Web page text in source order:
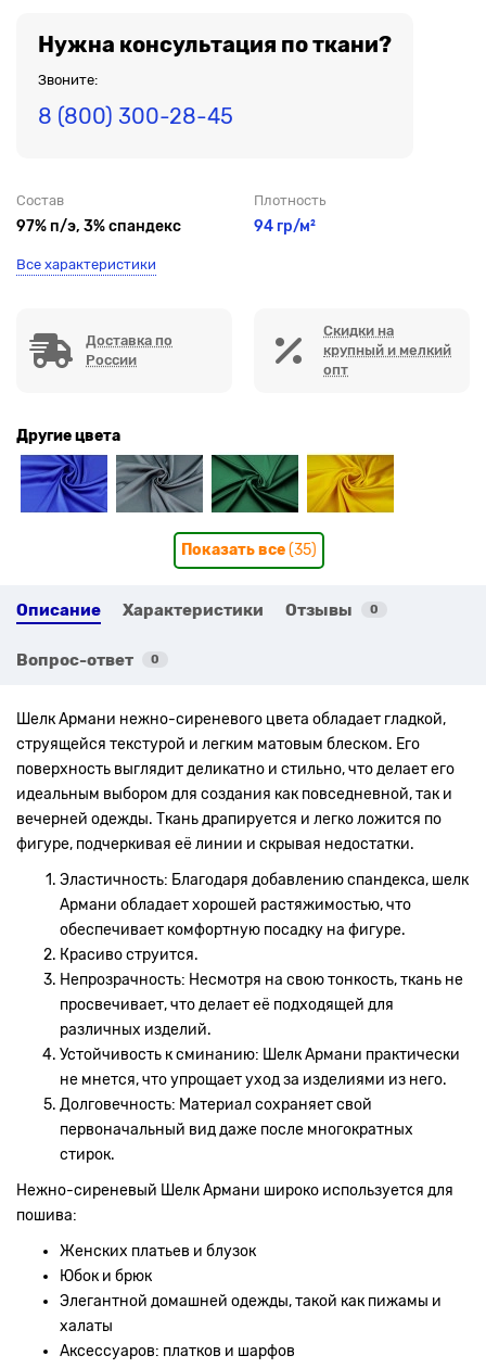
Нужна консультация по ткани?
Звоните:
8 (800) 300-28-45
Состав
97% п/э, 3% спандекс
Плотность
94 гр/м²
Все характеристики
Доставка по
России
Скидки на
крупный и мелкий
опт
Другие цвета
Показать все(35)
Описание Характеристики Отзывы 0
Вопрос-ответ 0
Шелк Армани нежно-сиреневого цвета обладает гладкой,
струящейся текстурой и легким матовым блеском. Его
поверхность выглядит деликатно и стильно, что делает его
идеальным выбором для создания как повседневной, так и
вечерней одежды. Ткань драпируется и легко ложится по
фигуре, подчеркивая её линии и скрывая недостатки.
Эластичность: Благодаря добавлению спандекса, шелк
Армани обладает хорошей растяжимостью, что
обеспечивает комфортную посадку на фигуре.
Красиво струится.
Непрозрачность: Несмотря на свою тонкость, ткань не
просвечивает, что делает её подходящей для
различных изделий.
Устойчивость к сминанию: Шелк Армани практически
не мнется, что упрощает уход за изделиями из него.
Долговечность: Материал сохраняет свой
первоначальный вид даже после многократных
стирок.
Нежно-сиреневый Шелк Армани широко используется для
пошива:
Женских платьев и блузок
Юбок и брюк
Элегантной домашней одежды, такой как пижамы и
халаты
Аксессуаров: платков и шарфов